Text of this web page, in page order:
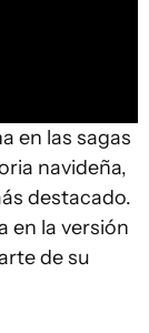
en las sagas
navideña,
destacado.
en la versión
de su